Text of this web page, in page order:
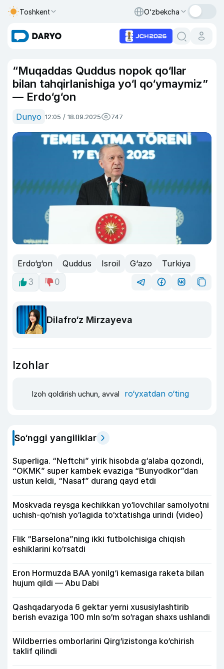
Toshkent O‘zbekcha
“Muqaddas Quddus nopok qo‘llar
bilan tahqirlanishiga yo‘l qo‘ymaymiz”
— Erdo‘g‘on
Dunyo 12:05 / 18.09.2025 747
Erdo‘g‘on Quddus Isroil G‘azo
Turkiya
3
0
Dilafro‘z Mirzayeva
Izohlar
Izoh qoldirish uchun, avval ro‘yxatdan o‘ting
So‘nggi yangiliklar
Superliga. “Neftchi” yirik hisobda g‘alaba qozondi,
“OKMK” super kambek evaziga “Bunyodkor”dan
ustun keldi, “Nasaf” durang qayd etdi
Moskvada reysga kechikkan yo‘lovchilar samolyotni
uchish-qo‘nish yo‘lagida to‘xtatishga urindi (video)
Flik “Barselona”ning ikki futbolchisiga chiqish
eshiklarini ko‘rsatdi
Eron Hormuzda BAA yonilg‘i kemasiga raketa bilan
hujum qildi — Abu Dabi
Qashqadaryoda 6 gektar yerni xususiylashtirib
berish evaziga 100 mln so‘m so‘ragan shaxs ushlandi
Wildberries omborlarini Qirg‘izistonga ko‘chirish
taklif qilindi